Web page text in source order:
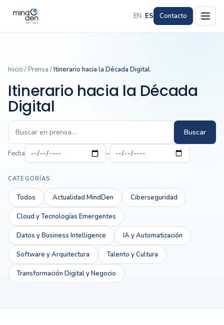
EN · ES Contacto
Inicio / Prensa /Itinerario hacia la Década Digital
Itinerario hacia la Década
Digital
Buscar
Fecha –
CATEGORÍAS
Todos Actualidad MindDen Ciberseguridad
Cloud y Tecnologías Emergentes
Datos y Business Intelligence IA y Automatización
Software y Arquitectura Talento y Cultura
Transformación Digital y Negocio